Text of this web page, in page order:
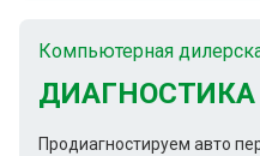
Компьютерная
ДИАГНОСТИКА
Продиагностируем авто